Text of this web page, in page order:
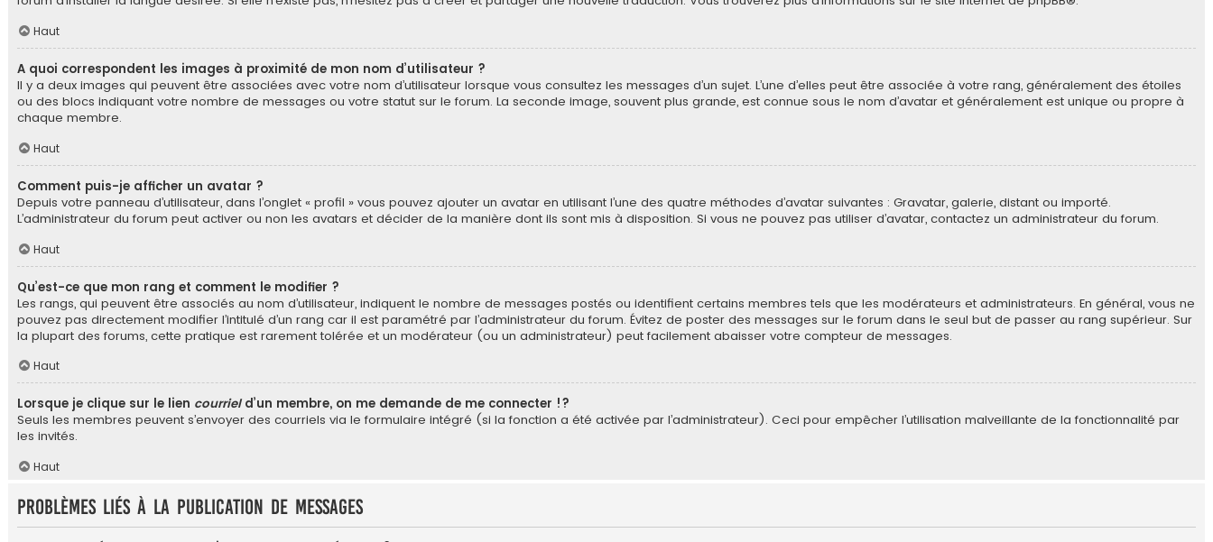
Haut
A quoi correspondent les images à proximité de mon nom d’utilisateur ?
Il y a deux images qui peuvent être associées avec votre nom d’utilisateur lorsque vous consultez les messages d’un sujet. L’une d’elles peut être associée à votre rang, généralement des étoiles
ou des blocs indiquant votre nombre de messages ou votre statut sur le forum. La seconde image, souvent plus grande, est connue sous le nom d’avatar et généralement est unique ou propre à
chaque membre.
Haut
Comment puis-je afficher un avatar ?
Depuis votre panneau d’utilisateur, dans l’onglet « profil » vous pouvez ajouter un avatar en utilisant l’une des quatre méthodes d’avatar suivantes : Gravatar, galerie, distant ou importé.
L’administrateur du forum peut activer ou non les avatars et décider de la manière dont ils sont mis à disposition. Si vous ne pouvez pas utiliser d’avatar, contactez un administrateur du forum.
Haut
Qu’est-ce que mon rang et comment le modifier ?
Les rangs, qui peuvent être associés au nom d’utilisateur, indiquent le nombre de messages postés ou identifient certains membres tels que les modérateurs et administrateurs. En général, vous ne
pouvez pas directement modifier l’intitulé d’un rang car il est paramétré par l’administrateur du forum. Évitez de poster des messages sur le forum dans le seul but de passer au rang supérieur. Sur
la plupart des forums, cette pratique est rarement tolérée et un modérateur (ou un administrateur) peut facilement abaisser votre compteur de messages.
Haut
Lorsque je clique sur le lien courrield’un membre, on me demande de me connecter !?
Seuls les membres peuvent s’envoyer des courriels via le formulaire intégré (si la fonction a été activée par l’administrateur). Ceci pour empêcher l’utilisation malveillante de la fonctionnalité par
les invités.
Haut
Problèmes liés à la publication de messages